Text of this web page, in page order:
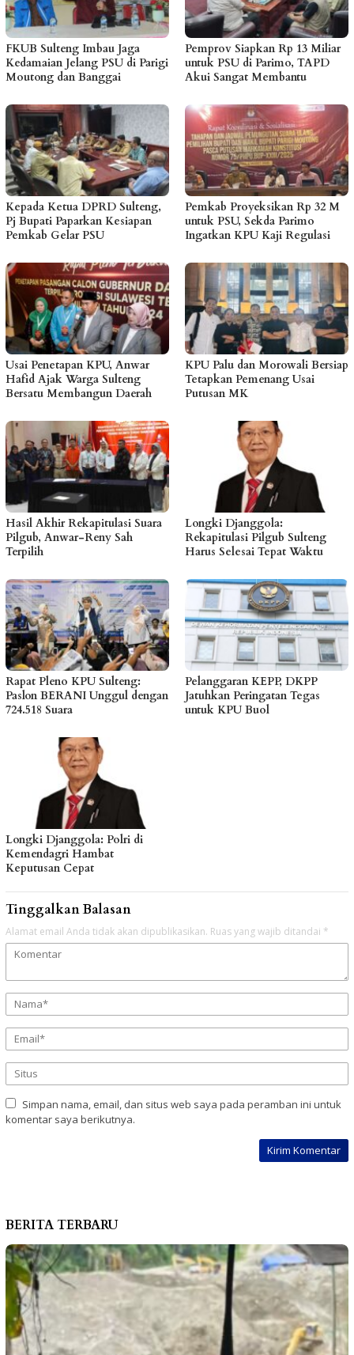
FKUB Sulteng Imbau Jaga
Kedamaian Jelang PSU di Parigi
Moutong dan Banggai
Pemprov Siapkan Rp 13 Miliar
untuk PSU di Parimo, TAPD
Akui Sangat Membantu
Kepada Ketua DPRD Sulteng,
Pj Bupati Paparkan Kesiapan
Pemkab Gelar PSU
Pemkab Proyeksikan Rp 32 M
untuk PSU, Sekda Parimo
Ingatkan KPU Kaji Regulasi
Usai Penetapan KPU, Anwar
Hafid Ajak Warga Sulteng
Bersatu Membangun Daerah
KPU Palu dan Morowali Bersiap
Tetapkan Pemenang Usai
Putusan MK
Hasil Akhir Rekapitulasi Suara
Pilgub, Anwar-Reny Sah
Terpilih
Longki Djanggola:
Rekapitulasi Pilgub Sulteng
Harus Selesai Tepat Waktu
Rapat Pleno KPU Sulteng:
Paslon BERANI Unggul dengan
724.518 Suara
Pelanggaran KEPP, DKPP
Jatuhkan Peringatan Tegas
untuk KPU Buol
Longki Djanggola: Polri di
Kemendagri Hambat
Keputusan Cepat
Tinggalkan Balasan
Alamat email Anda tidak akan dipublikasikan. Ruas yang wajib ditandai *
Simpan nama, email, dan situs web saya pada peramban ini untuk
komentar saya berikutnya.
BERITA TERBARU